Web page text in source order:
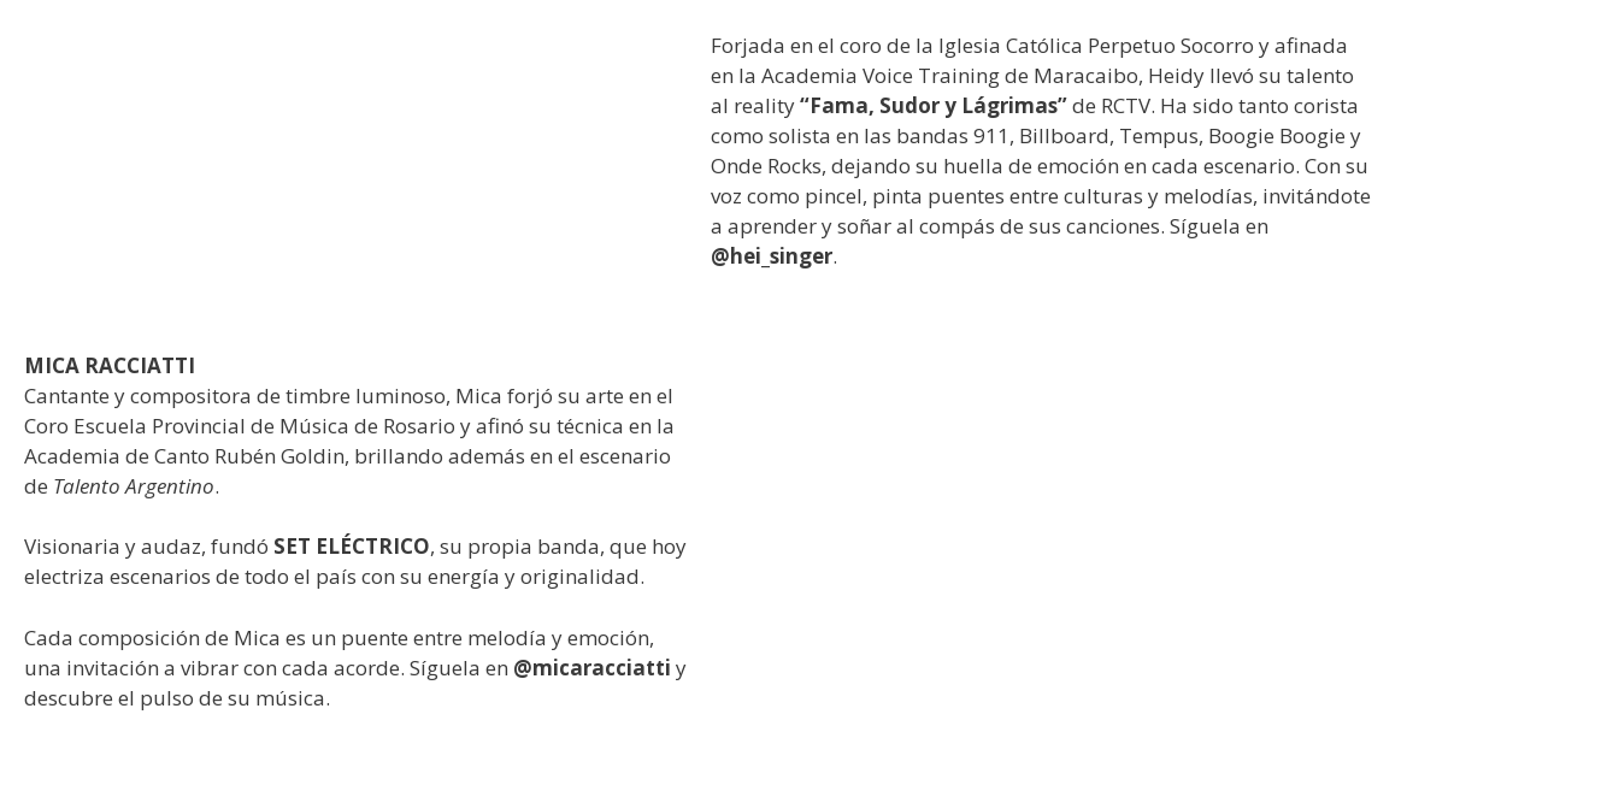
Forjada en el coro de la Iglesia Católica Perpetuo Socorro y afinada
en la Academia Voice Training de Maracaibo, Heidy llevó su talento
al reality“Fama, Sudor y Lágrimas”de RCTV. Ha sido tanto corista
como solista en las bandas 911, Billboard, Tempus, Boogie Boogie y
Onde Rocks, dejando su huella de emoción en cada escenario. Con su
voz como pincel, pinta puentes entre culturas y melodías, invitándote
a aprender y soñar al compás de sus canciones. Síguela en
@hei_singer.
MICA RACCIATTI
Cantante y compositora de timbre luminoso, Mica forjó su arte en el
Coro Escuela Provincial de Música de Rosario y afinó su técnica en la
Academia de Canto Rubén Goldin, brillando además en el escenario
de Talento Argentino.
Visionaria y audaz, fundó SET ELÉCTRICO, su propia banda, que hoy
electriza escenarios de todo el país con su energía y originalidad.
Cada composición de Mica es un puente entre melodía y emoción,
una invitación a vibrar con cada acorde. Síguela en @micaracciatti y
descubre el pulso de su música.